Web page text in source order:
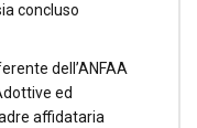
concluso
dell’ANFAA
ed
affidataria